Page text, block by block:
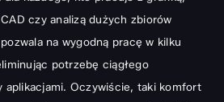
czy analizą dużych zbiorów
na wygodną pracę w kilku
potrzebę ciągłego
aplikacjami. Oczywiście, taki komfort